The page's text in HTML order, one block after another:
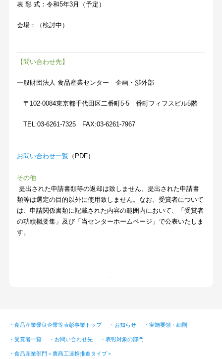
表 彰 式：令和5年3月（予定）
会場：（検討中）
【問い合わせ先】
一般財団法人 食品産業センター 企画・渉外部
〒102-0084東京都千代田区二番町5-5 番町フィフスビル5階
TEL:03-6261-7325 FAX:03-6261-7967
お問い合わせ一覧 （PDF）
その他
提出された申請書類等の返却は致しません。提出された申請書
類等は選定の目的以外に使用致しません。なお、受賞者について
は、申請関係書類に記載された内容の範囲内において、「受賞者
の功績概要集」及び「当センターホームページ」で公表いたしま
す。
・食品産業優良企業等表彰事業トップ ・お知らせ ・実施要領・細則
・受賞者一覧 ・お問い合わせ先 ・表彰対象の部門
・食品産業部門＜農商工連携推進タイプ＞